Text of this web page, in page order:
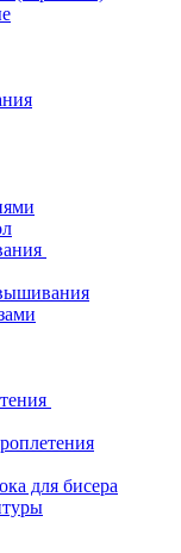
для бисера